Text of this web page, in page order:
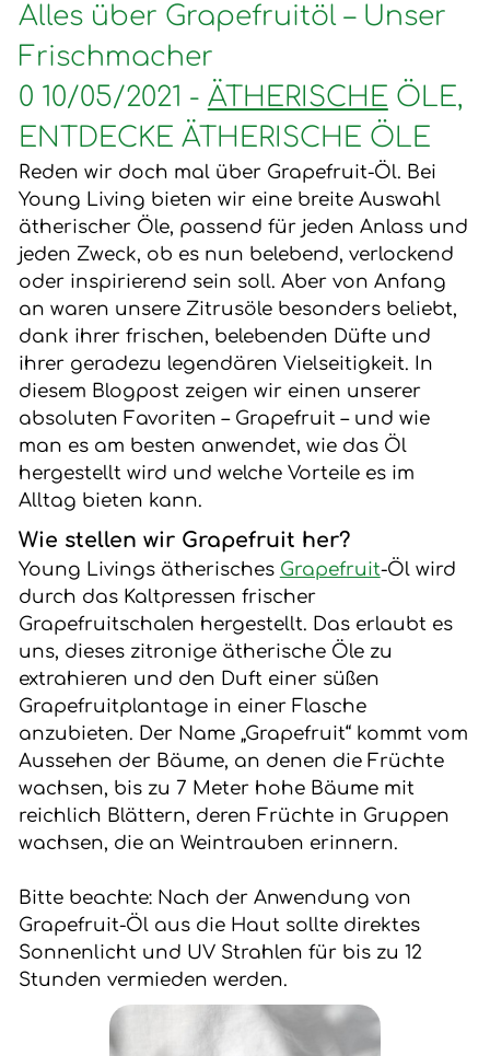
Alles über Grapefruitöl – Unser
Frischmacher
0 10/05/2021 - ÄTHERISCHE ÖLE,
ENTDECKE ÄTHERISCHE ÖLE
Reden wir doch mal über Grapefruit-Öl. Bei
Young Living bieten wir eine breite Auswahl
ätherischer Öle, passend für jeden Anlass und
jeden Zweck, ob es nun belebend, verlockend
oder inspirierend sein soll. Aber von Anfang
an waren unsere Zitrusöle besonders beliebt,
dank ihrer frischen, belebenden Düfte und
ihrer geradezu legendären Vielseitigkeit. In
diesem Blogpost zeigen wir einen unserer
absoluten Favoriten – Grapefruit – und wie
man es am besten anwendet, wie das Öl
hergestellt wird und welche Vorteile es im
Alltag bieten kann.
Wie stellen wir Grapefruit her?
Young Livings ätherisches Grapefruit-Öl wird
durch das Kaltpressen frischer
Grapefruitschalen hergestellt. Das erlaubt es
uns, dieses zitronige ätherische Öle zu
extrahieren und den Duft einer süßen
Grapefruitplantage in einer Flasche
anzubieten. Der Name „Grapefruit“ kommt vom
Aussehen der Bäume, an denen die Früchte
wachsen, bis zu 7 Meter hohe Bäume mit
reichlich Blättern, deren Früchte in Gruppen
wachsen, die an Weintrauben erinnern.
Bitte beachte: Nach der Anwendung von
Grapefruit-Öl aus die Haut sollte direktes
Sonnenlicht und UV Strahlen für bis zu 12
Stunden vermieden werden.